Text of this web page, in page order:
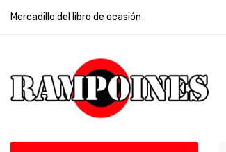
Mercadillo del libro de ocasión